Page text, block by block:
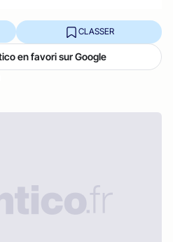
CLASSER
en favori sur Google